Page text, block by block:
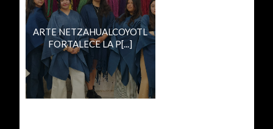
ARTE NETZAHUALCOYOTL
FORTALECE LA P[...]